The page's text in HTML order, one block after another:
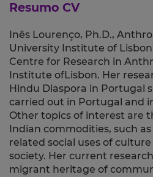
Resumo CV
Inês Lourenço, Ph.D.,
University Institute of
Centre for Research in
Institute ofLisbon. Her
Hindu Diaspora in Portugal
carried out in Portugal and
Other topics of interest are
Indian commodities, such
related social uses of
society. Her current
migrant heritage of